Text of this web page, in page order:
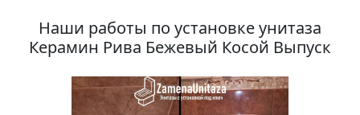
Наши работы по установке унитаза
Керамин Рива Бежевый Косой Выпуск